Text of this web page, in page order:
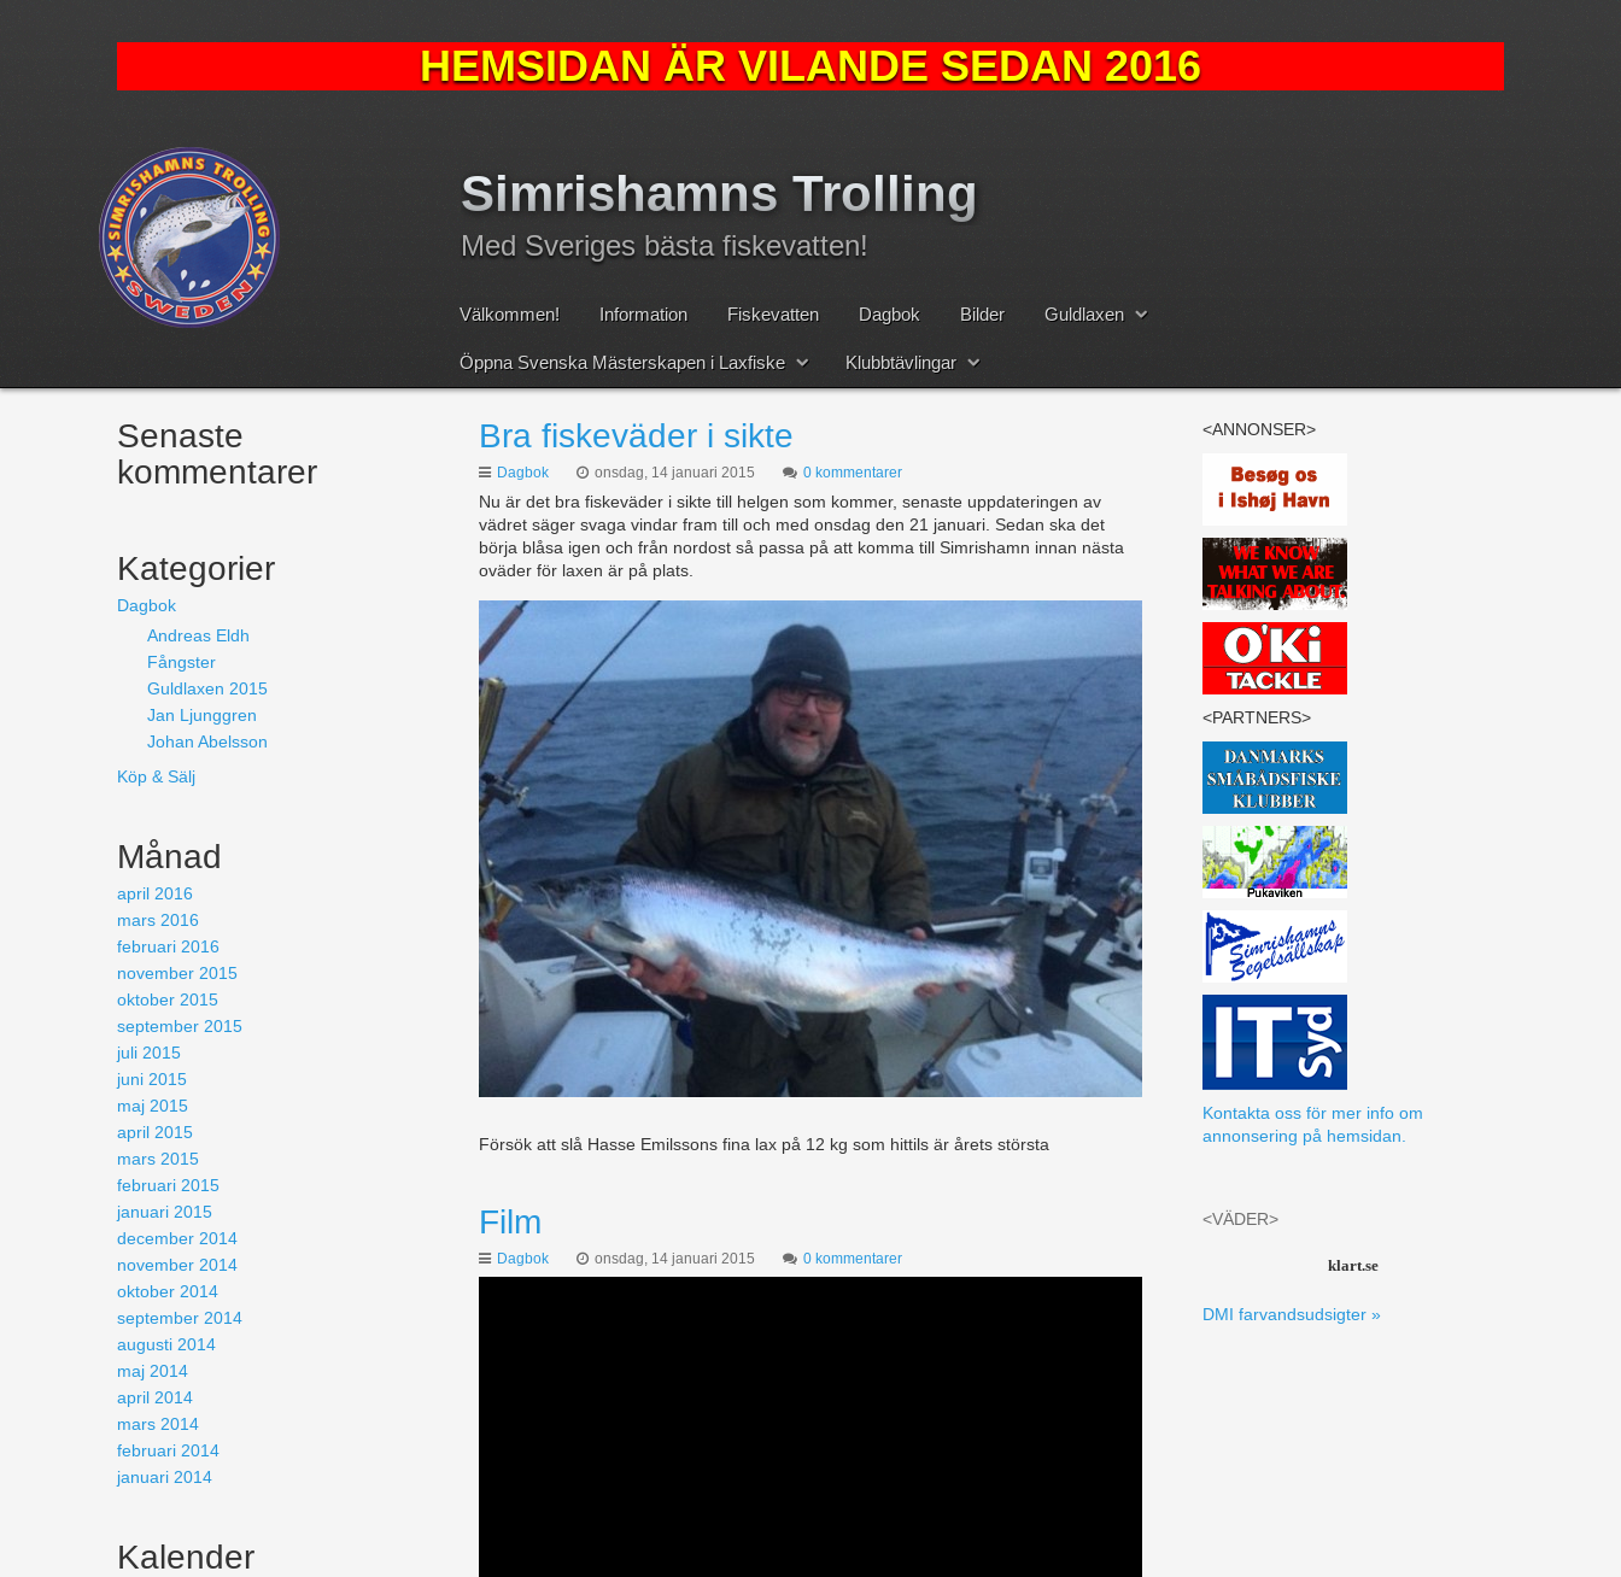
HEMSIDAN ÄR VILANDE SEDAN 2016
Simrishamns Trolling
Med Sveriges bästa fiskevatten!
Välkommen! Information Fiskevatten Dagbok Bilder Guldlaxen
Öppna Svenska Mästerskapen i Laxfiske Klubbtävlingar
Bra fiskeväder i sikte
Dagbok onsdag, 14 januari 2015 0 kommentarer
Nu är det bra fiskeväder i sikte till helgen som kommer, senaste uppdateringen av
vädret säger svaga vindar fram till och med onsdag den 21 januari. Sedan ska det
börja blåsa igen och från nordost så passa på att komma till Simrishamn innan nästa
oväder för laxen är på plats.
Försök att slå Hasse Emilssons fina lax på 12 kg som hittils är årets största
Film
Dagbok onsdag, 14 januari 2015 0 kommentarer
Senaste
kommentarer
Kategorier
Dagbok
Andreas Eldh
Fångster
Guldlaxen 2015
Jan Ljunggren
Johan Abelsson
Köp & Sälj
Månad
april 2016
mars 2016
februari 2016
november 2015
oktober 2015
september 2015
juli 2015
juni 2015
maj 2015
april 2015
mars 2015
februari 2015
januari 2015
december 2014
november 2014
oktober 2014
september 2014
augusti 2014
maj 2014
april 2014
mars 2014
februari 2014
januari 2014
Kalender
<ANNONSER>
<PARTNERS>
Kontakta oss för mer info om
annonsering på hemsidan.
<VÄDER>
klart.se
DMI farvandsudsigter »